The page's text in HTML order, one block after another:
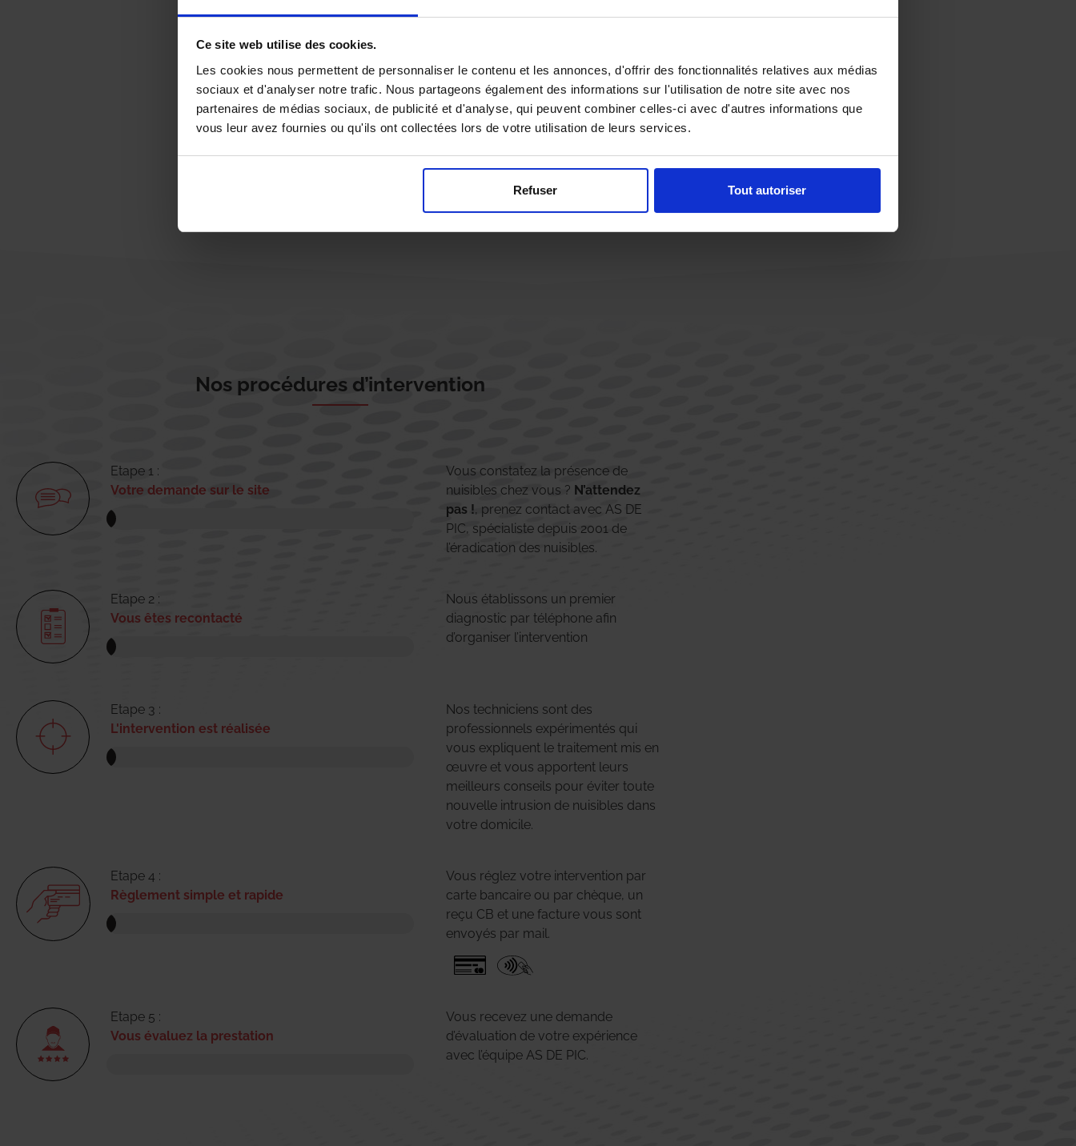
Ce site web utilise des cookies.
Les cookies nous permettent de personnaliser le contenu et les annonces, d'offrir des fonctionnalités relatives aux médias
sociaux et d'analyser notre trafic. Nous partageons également des informations sur l'utilisation de notre site avec nos
partenaires de médias sociaux, de publicité et d'analyse, qui peuvent combiner celles-ci avec d'autres informations que
vous leur avez fournies ou qu'ils ont collectées lors de votre utilisation de leurs services.
Refuser Tout autoriser
Vous souhaitez être
Nos procédures d’intervention
Etape 1 :
Votre demande sur le site
Vous constatez la présence de
nuisibles chez vous ? N’attendez
pas !, prenez contact avec AS DE
PIC, spécialiste depuis 2001 de
l’éradication des nuisibles.
Etape 2 :
Vous êtes recontacté
Nous établissons un premier
diagnostic par téléphone afin
d’organiser l’intervention
Etape 3 :
L'intervention est réalisée
Nos techniciens sont des
professionnels expérimentés qui
vous expliquent le traitement mis en
œuvre et vous apportent leurs
meilleurs conseils pour éviter toute
nouvelle intrusion de nuisibles dans
votre domicile.
Etape 4 :
Règlement simple et rapide
Vous réglez votre intervention par
carte bancaire ou par chèque, un
reçu CB et une facture vous sont
envoyés par mail.
Etape 5 :
Vous évaluez la prestation
Vous recevez une demande
d’évaluation de votre expérience
avec l’équipe AS DE PIC.